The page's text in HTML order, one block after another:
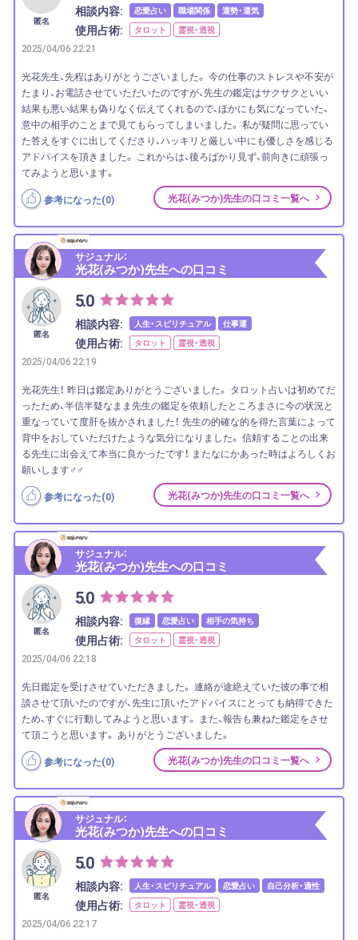
匿名
相談内容: 恋愛占い 職場関係 運勢・運気
使用占術: タロット 霊視・透視
2025/04/06 22:21
光花先生、先程はありがとうございました。 今の仕事のストレスや不安が
たまり、お電話させていただいたのですが、先生の鑑定はサクサクといい
結果も悪い結果も偽りなく伝えてくれるので、ほかにも気になっていた、
意中の相手のことまで見てもらってしまいました。 私が疑問に思ってい
た答えをすぐに出してくださり、ハッキリと厳しい中にも優しさを感じる
アドバイスを頂きました。 これからは、後ろばかり見ず、前向きに頑張っ
てみようと思います。
参考になった(0) 光花(みつか)先生の口コミ一覧へ
サジュナル：
光花(みつか)先生への口コミ
匿名
5.0
相談内容: 人生・スピリチュアル 仕事運
使用占術: タロット 霊視・透視
2025/04/06 22:19
光花先生！ 昨日は鑑定ありがとうございました。 タロット占いは初めてだ
ったため、半信半疑なまま先生の鑑定を依頼したところまさに今の状況と
重なっていて度肝を抜かされました！ 先生の的確な的を得た言葉によって
背中をおしていただけたような気分になりました。 信頼することの出来
る先生に出会えて本当に良かったです！ またなにかあった時はよろしくお
願いします‍♂️‍♂️
参考になった(0) 光花(みつか)先生の口コミ一覧へ
サジュナル：
光花(みつか)先生への口コミ
匿名
5.0
相談内容: 復縁 恋愛占い 相手の気持ち
使用占術: タロット 霊視・透視
2025/04/06 22:18
先日鑑定を受けさせていただきました。 連絡が途絶えていた彼の事で相
談させて頂いたのですが、先生に頂いたアドバイスにとっても納得できた
ため、すぐに行動してみようと思います。 また、報告も兼ねた鑑定をさせ
て頂こうと思います。 ありがとうございました。
参考になった(0) 光花(みつか)先生の口コミ一覧へ
サジュナル：
光花(みつか)先生への口コミ
匿名
5.0
相談内容: 人生・スピリチュアル 恋愛占い 自己分析・適性
使用占術: タロット 霊視・透視
2025/04/06 22:17